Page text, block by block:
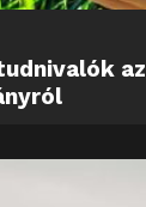
az